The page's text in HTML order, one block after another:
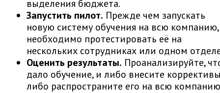
выделения бюджета.
Запустить пилот. Прежде чем запускать
новую систему обучения на всю компанию,
необходимо протестировать её на
нескольких сотрудниках или одном
Оценить результаты. Проанализируйте,
дало обучение, и либо внесите
либо распространите его на всю